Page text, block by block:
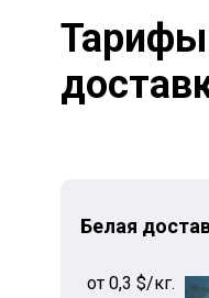
Белая
от 0,3 $/кг.